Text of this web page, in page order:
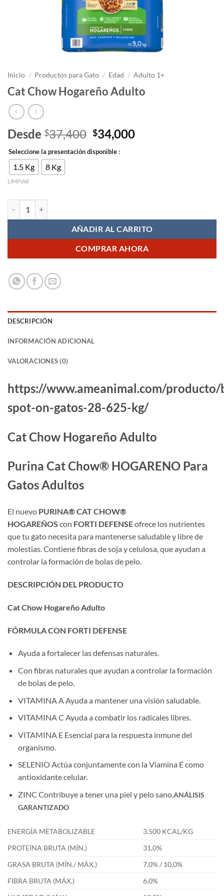
Inicio / Productos para Gato / Edad / Adulto 1+
Cat Chow Hogareño Adulto
Desde $37,400 El
precio
original
$34,000El
Seleccione la presentación disponible :
1.5 Kg 8 Kg
LIMPIAR
AÑADIR AL CARRITO
COMPRAR AHORA
DESCRIPCIÓN
INFORMACIÓN ADICIONAL
VALORACIONES (0)
https://www.ameanimal.com/
spot-on-gatos-28-625-kg/
Cat Chow Hogareño Adulto
Purina Cat Chow® HOGARENO Para
Gatos Adultos
El nuevo PURINA® CAT CHOW®
HOGAREÑOS con FORTI DEFENSEofrece los nutrientes
que tu gato necesita para mantenerse saludable y libre de
molestias. Contiene fibras de soja y celulosa, que ayudan a
controlar la formación de bolas de pelo.
DESCRIPCIÓN DEL PRODUCTO
Cat Chow Hogareño Adulto
FÓRMULA CON FORTI DEFENSE
Ayuda a fortalecer las defensas naturales.
Con fibras naturales que ayudan a controlar la formación
de bolas de pelo.
VITAMINA A Ayuda a mantener una visión saludable.
VITAMINA C Ayuda a combatir los radicales libres.
VITAMINA E Esencial para la respuesta inmune del
organismo.
SELENIO Actúa conjuntamente con la Viamina E como
antioxidante celular.
ZINC Contribuye a tener una piel y pelo sano.ANÁLISIS
GARANTIZADO
ENERGÍA METABOLIZABLE
3.500 KCAL/KG
PROTEÍNA BRUTA (MÍN.)
31,0%
GRASA BRUTA (MÍN./ MÁX.)
7,0% / 10,0%
FIBRA BRUTA (MÁX.)
6,0%